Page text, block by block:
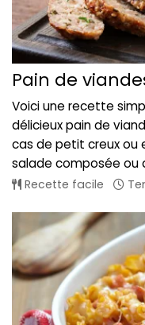
Pain de
Voici une recette
délicieux pain de
cas de petit creux ou
salade composée ou
Recette facile